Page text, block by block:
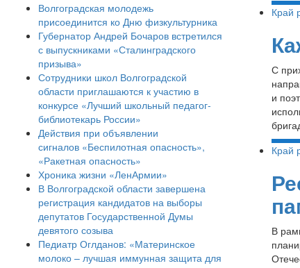
Волгоградская молодежь
присоединится ко Дню физкультурника
Губернатор Андрей Бочаров встретился
с выпускниками «Сталинградского
призыва»
Сотрудники школ Волгоградской
области приглашаются к участию в
конкурсе «Лучший школьный педагог-
библиотекарь России»
Действия при объявлении
сигналов «Беспилотная опасность»,
«Ракетная опасность»
Хроника жизни «ЛенАрмии»
В Волгоградской области завершена
регистрация кандидатов на выборы
депутатов Государственной Думы
девятого созыва
Педиатр Оглданов: «Материнское
молоко – лучшая иммунная защита для
Край
С
и
Край
В